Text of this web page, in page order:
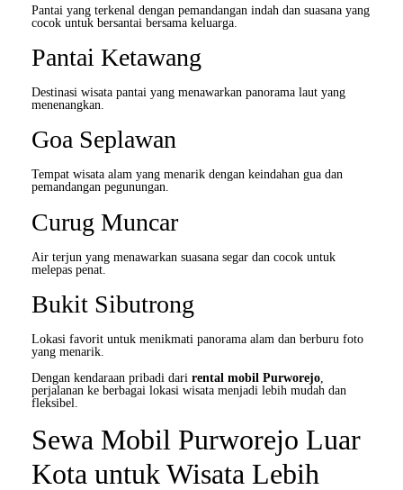
Pantai yang terkenal dengan pemandangan indah dan suasana yang
cocok untuk bersantai bersama keluarga.
Pantai Ketawang
Destinasi wisata pantai yang menawarkan panorama laut yang
menenangkan.
Goa Seplawan
Tempat wisata alam yang menarik dengan keindahan gua dan
pemandangan pegunungan.
Curug Muncar
Air terjun yang menawarkan suasana segar dan cocok untuk
melepas penat.
Bukit Sibutrong
Lokasi favorit untuk menikmati panorama alam dan berburu foto
yang menarik.
Dengan kendaraan pribadi dari rental mobil Purworejo
perjalanan ke berbagai lokasi wisata menjadi lebih mudah dan
fleksibel.
Sewa Mobil Purworejo Luar
Kota untuk Wisata Lebih